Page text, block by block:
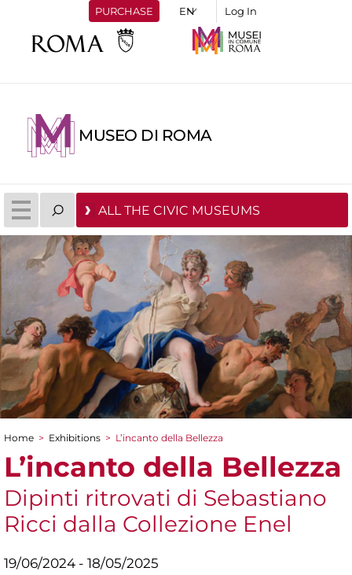
PURCHASE Log In
MUSEO DI ROMA
ALL THE CIVIC MUSEUMS
You are here
Home > Exhibitions > L’incanto della Bellezza
L’incanto della Bellezza
Dipinti ritrovati di Sebastiano
Ricci dalla Collezione Enel
19/06/2024 - 18/05/2025